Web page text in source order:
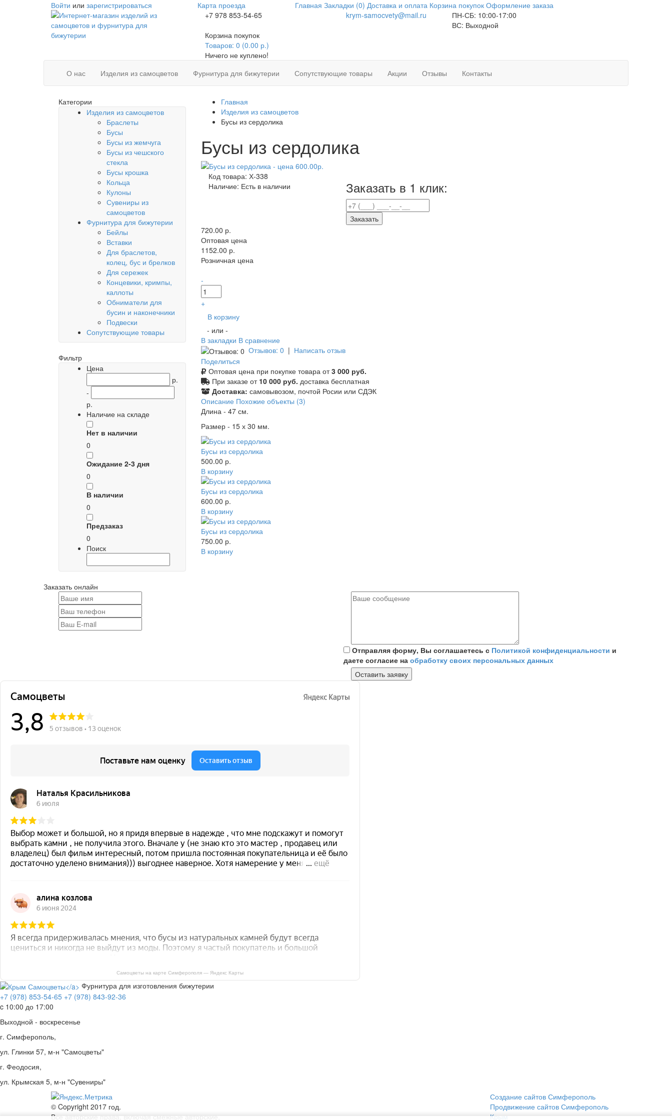
Войти или зарегистрироваться Карта проезда Главная Закладки (0) Доставка и оплата Корзина покупок Оформление заказа
+7 978 853-54-65
krym-samocvety@mail.ru
ПН-СБ: 10:00-17:00
ВС: Выходной
Корзина покупок
Товаров: 0 (0.00 р.)
Ничего не куплено!
О нас
Изделия из самоцветов Фурнитура для бижутерии Сопутствующие товары Акции Отзывы Контакты
Категории
Изделия из самоцветов
Браслеты
Бусы
Бусы из жемчуга
Бусы из чешского
стекла
Бусы крошка
Кольца
Кулоны
Сувениры из
самоцветов
Фурнитура для бижутерии
Бейлы
Вставки
Для браслетов,
колец, бус и брелков
Для сережек
Концевики, кримпы,
каллоты
Обниматели для
бусин и наконечники
Подвески
Сопутствующие товары
Фильтр
Цена
р.
-
р.
Наличие на складе
Нет в наличии
0
Ожидание 2-3 дня
0
В наличии
0
Предзаказ
0
Поиск
Главная
Изделия из самоцветов
Бусы из сердолика
Бусы из сердолика
Код товара: Х-338
Наличие: Есть в наличии Заказать в 1 клик:
Заказать
720.00 р.
Оптовая цена
1152.00 р.
Розничная цена
-
+
В корзину
- или -
В закладки В сравнение
Отзывов: 0 | Написать отзыв
Поделиться
Оптовая цена при покупке товара от3 000 руб.
При заказе от 10 000 руб. доставка бесплатная
Доставка: самовывозом, почтой Росии или СДЭК
Описание Похожие объекты (3)
Длина - 47 см.
Размер - 15 х 30 мм.
Бусы из сердолика
500.00 р.
В корзину
Бусы из сердолика
600.00 р.
В корзину
Бусы из сердолика
750.00 р.
В корзину
Заказать онлайн
Отправляя форму, Вы соглашаетесь с Политикой конфиденциальности и
даете согласие на обработку своих персональных данных
Самоцветы на карте Симферополя — Яндекс Карты
Фурнитура для изготовления бижутерии
+7 (978) 853-54-65 +7 (978) 843-92-36
c 10:00 до 17:00
Выходной - воскресенье
г. Симферополь,
ул. Глинки 57, м-н "Самоцветы"
г. Феодосия,
ул. Крымская 5, м-н "Сувениры"
© Copyright 2017 год.
Все авторские права, включая смежные авторские,
Создание сайтов Симферополь
Продвижение сайтов Симферополь
Крым